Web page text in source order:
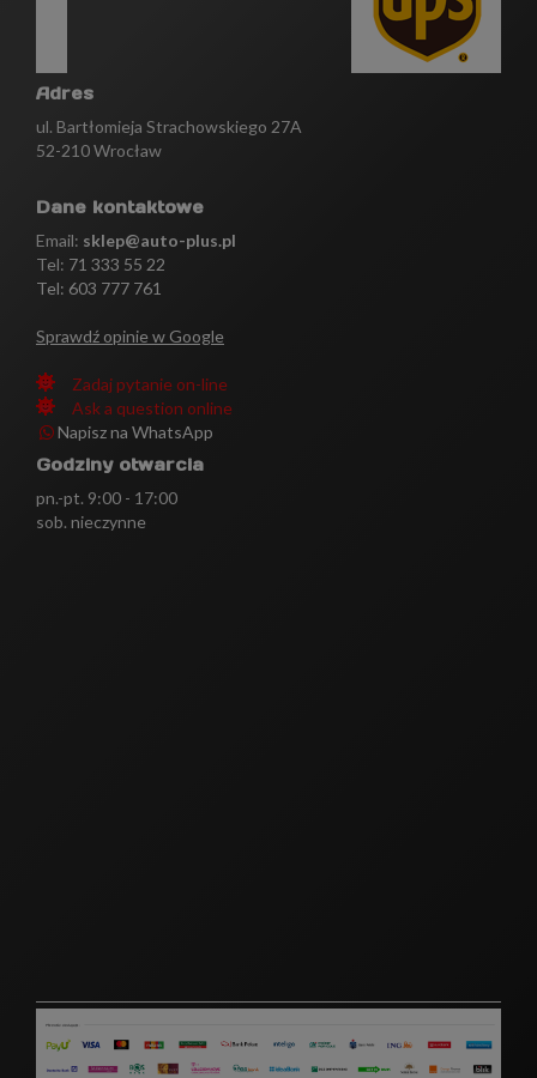
Adres
ul. Bartłomieja Strachowskiego 27A
52-210 Wrocław
Dane kontaktowe
Email: sklep@auto-plus.pl
Tel: 71 333 55 22
Tel: 603 777 761
Sprawdź opinie w Google
Zadaj pytanie on-line
Ask a question online
Napisz na WhatsApp
Godziny otwarcia
pn.-pt. 9:00 - 17:00
sob. nieczynne